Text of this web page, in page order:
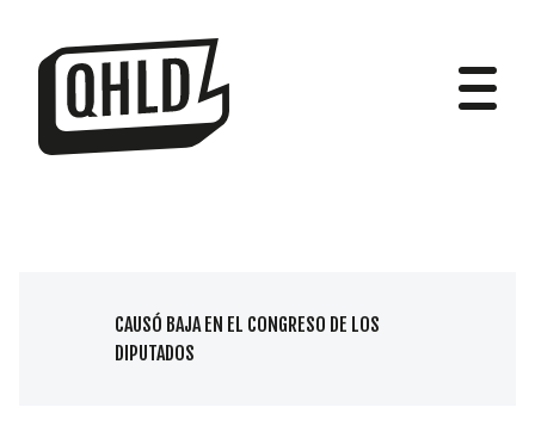
CAUSÓ BAJA EN EL CONGRESO DE LOS
DIPUTADOS